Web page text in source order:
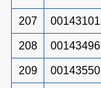
207 00143101
208 00143496
209 00143550